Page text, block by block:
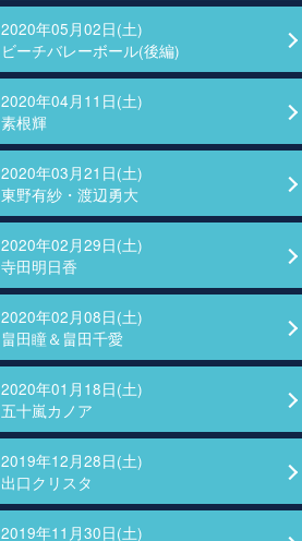
2020年05月02日(土)
ビーチバレーボール(後編)
2020年04月11日(土)
素根輝
2020年03月21日(土)
東野有紗・渡辺勇大
2020年02月29日(土)
寺田明日香
2020年02月08日(土)
畠田瞳＆畠田千愛
2020年01月18日(土)
五十嵐カノア
2019年12月28日(土)
出口クリスタ
2019年11月30日(土)